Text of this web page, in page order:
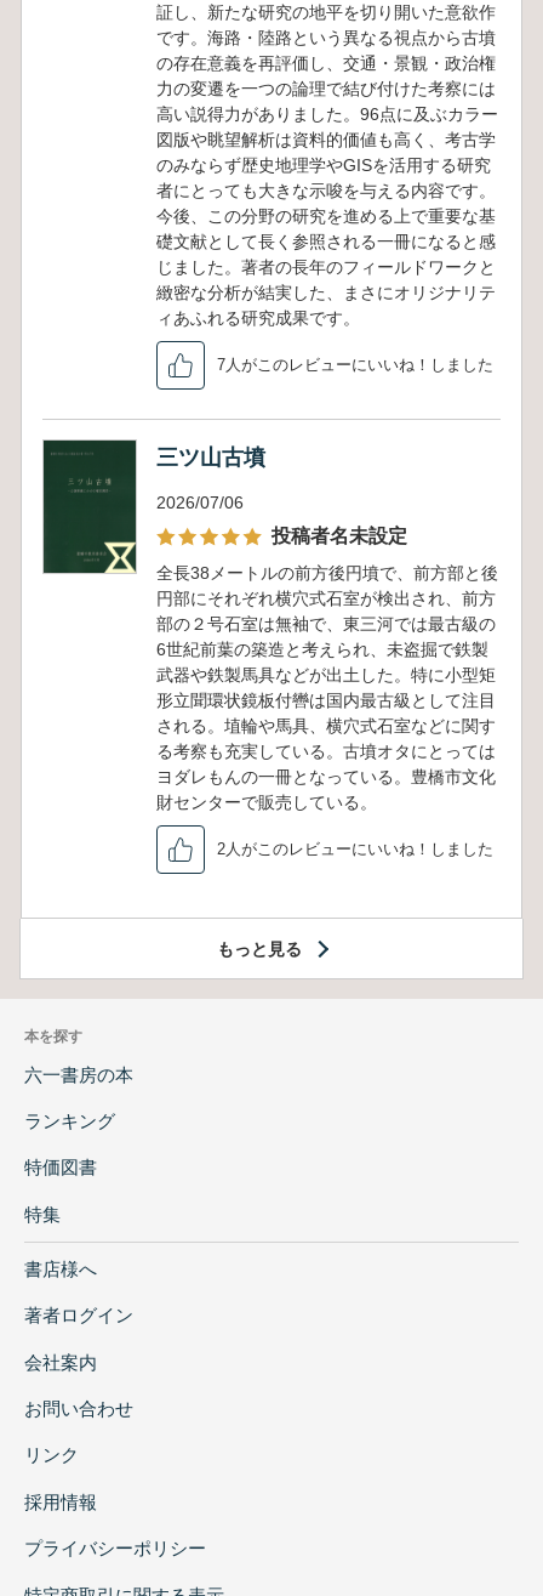
証し、新たな研究の地平を切り開いた意欲作
です。海路・陸路という異なる視点から古墳
の存在意義を再評価し、交通・景観・政治権
力の変遷を一つの論理で結び付けた考察には
高い説得力がありました。96点に及ぶカラー
図版や眺望解析は資料的価値も高く、考古学
のみならず歴史地理学やGISを活用する研究
者にとっても大きな示唆を与える内容です。
今後、この分野の研究を進める上で重要な基
礎文献として長く参照される一冊になると感
じました。著者の長年のフィールドワークと
緻密な分析が結実した、まさにオリジナリテ
ィあふれる研究成果です。
7人がこのレビューにいいね！しました
三ツ山古墳
2026/07/06
投稿者名未設定
全長38メートルの前方後円墳で、前方部と後
円部にそれぞれ横穴式石室が検出され、前方
部の２号石室は無袖で、東三河では最古級の
6世紀前葉の築造と考えられ、未盗掘で鉄製
武器や鉄製馬具などが出土した。特に小型矩
形立聞環状鏡板付轡は国内最古級として注目
される。埴輪や馬具、横穴式石室などに関す
る考察も充実している。古墳オタにとっては
ヨダレもんの一冊となっている。豊橋市文化
財センターで販売している。
2人がこのレビューにいいね！しました
もっと見る
本を探す
六一書房の本
ランキング
特価図書
特集
書店様へ
著者ログイン
会社案内
お問い合わせ
リンク
採用情報
プライバシーポリシー